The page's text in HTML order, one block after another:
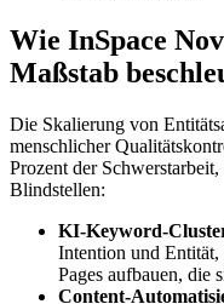
Wie InSpace
Maßstab
Die Skalierung von
menschlicher
Prozent der
Blindstellen:
KI-Keyword-
Intention und Entität,
Pages aufbauen, die
Content-